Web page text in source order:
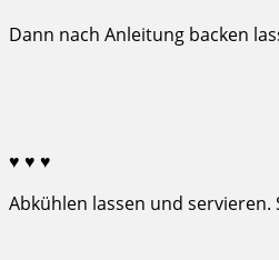
Dann nach Anleitung backen
♥ ♥ ♥
Abkühlen lassen und